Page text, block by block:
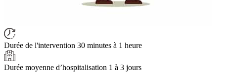
Durée de l'intervention 30 minutes à 1 heure
Durée moyenne d’hospitalisation 1 à 3 jours